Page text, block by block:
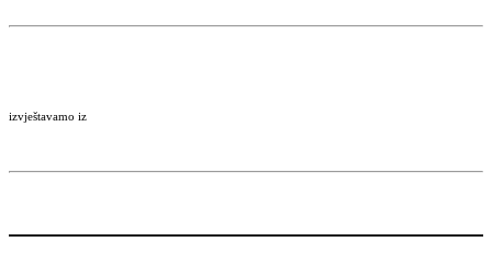
izvještavamo iz